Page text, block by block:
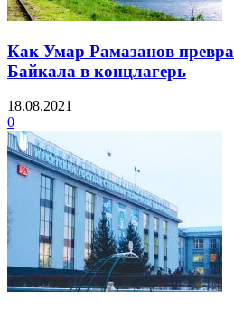
Как Умар Рамазанов
Байкала в концлагерь
18.08.2021
0